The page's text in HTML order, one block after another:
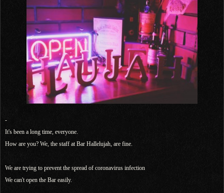
-
It's been a long time, everyone.
How are you? We, the staff at Bar Hallelujah, are fine.
We are trying to prevent the spread of coronavirus infection
We can't open the Bar easily.